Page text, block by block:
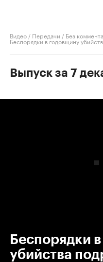
Видео / Передачи / Без
Беспорядки в годовщину
Выпуск за 7
Беспорядки
убийства